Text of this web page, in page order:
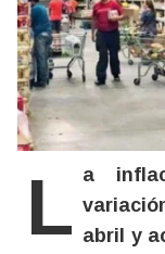
La inflación mayorista registró una abril y